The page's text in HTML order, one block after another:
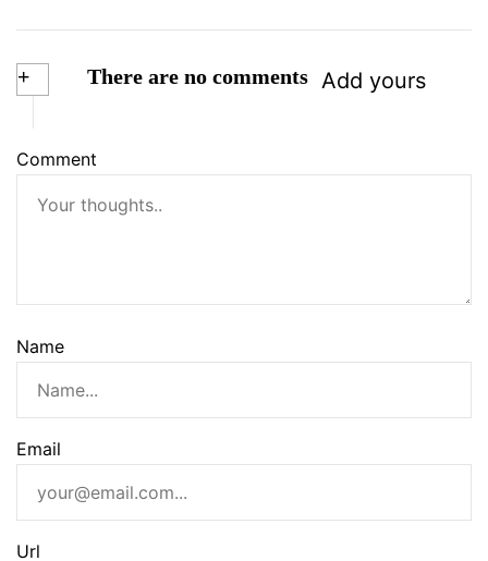
+ There are no comments Add yours
Comment
Name
Email
Url